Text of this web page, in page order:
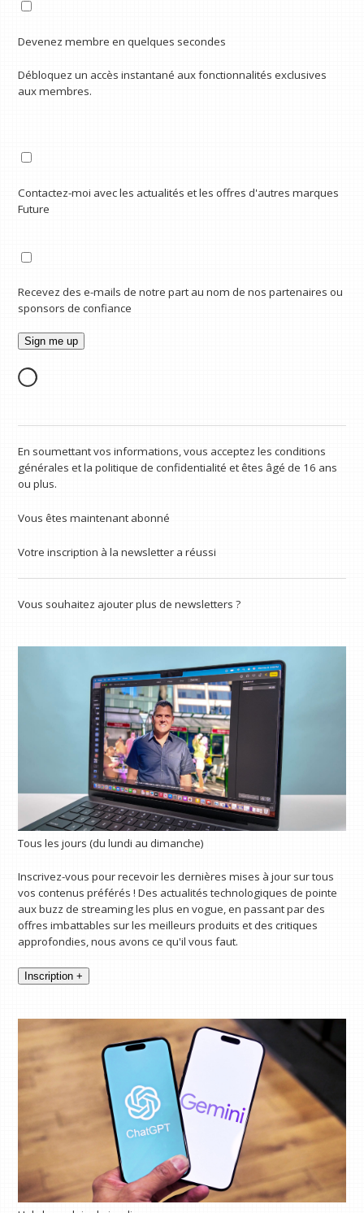
Devenez membre en quelques secondes
Débloquez un accès instantané aux fonctionnalités exclusives
aux membres.
Contactez-moi avec les actualités et les offres d'autres marques
Future
Recevez des e-mails de notre part au nom de nos partenaires ou
sponsors de confiance
En soumettant vos informations, vous acceptez les conditions
générales et la politique de confidentialité et êtes âgé de 16 ans
ou plus.
Vous êtes maintenant abonné
Votre inscription à la newsletter a réussi
Vous souhaitez ajouter plus de newsletters ?
Tous les jours (du lundi au dimanche)
Inscrivez-vous pour recevoir les dernières mises à jour sur tous
vos contenus préférés ! Des actualités technologiques de pointe
aux buzz de streaming les plus en vogue, en passant par des
offres imbattables sur les meilleurs produits et des critiques
approfondies, nous avons ce qu'il vous faut.
Inscription +